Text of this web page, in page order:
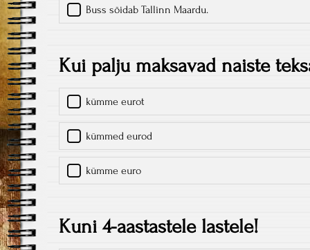
Buss sõidab Tallinn Maardu.
Kui palju maksavad naiste
kümme eurot
kümmed eurod
kümme euro
Kuni 4-aastastele lastele!